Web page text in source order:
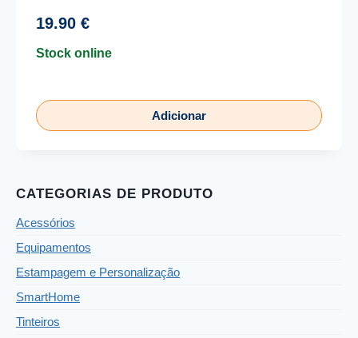
19.90 €
Stock online
Adicionar
CATEGORIAS DE PRODUTO
Acessórios
Equipamentos
Estampagem e Personalização
SmartHome
Tinteiros